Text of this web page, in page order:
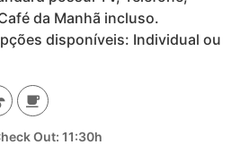
da Manhã incluso.
disponíveis: Individual ou
Out: 11:30h